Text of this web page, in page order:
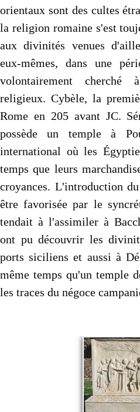
orientaux sont des cultes
la religion romaine s'est
aux divinités venues
eux-mêmes, dans une
volontairement
religieux. Cybèle, la
Rome en 205 avant JC.
possède un temple à
international où les
temps que leurs
croyances. L'introduction
être favorisée par le
tendait à l'assimiler à
ont pu découvrir les
ports siciliens et aussi à
même temps qu'un temple
les traces du négoce